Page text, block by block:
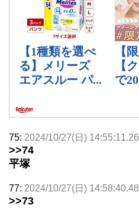
75: 2024/10/27(日) 14:55:11.26
>>74
平塚
77: 2024/10/27(日) 14:58:40.48
>>73